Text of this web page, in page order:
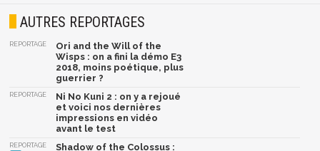
AUTRES REPORTAGES
REPORTAGE
Ori and the Will of the
Wisps : on a fini la démo E3
2018, moins poétique, plus
guerrier ?
REPORTAGE
Ni No Kuni 2 : on y a rejoué
et voici nos dernières
impressions en vidéo
avant le test
REPORTAGE Shadow of the Colossus :